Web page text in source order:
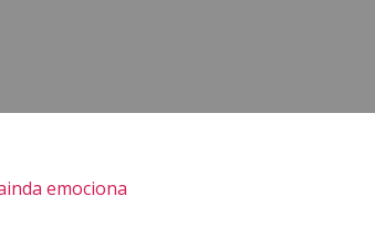
emociona